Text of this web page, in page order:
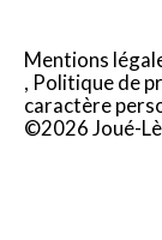
Mentions
Politique de
caractère
©2026 Joué-